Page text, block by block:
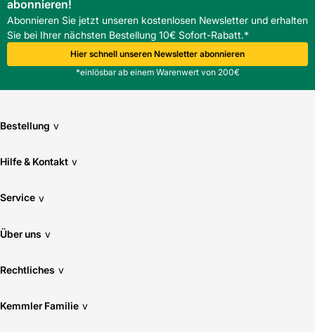
abonnieren!
Abonnieren Sie jetzt unseren kostenlosen Newsletter und erhalten
Sie bei Ihrer nächsten Bestellung 10€ Sofort-Rabatt.*
Hier schnell unseren Newsletter abonnieren
*einlösbar ab einem Warenwert von 200€
Bestellung v
Hilfe & Kontakt v
Service v
Über uns v
Rechtliches v
Kemmler Familie v